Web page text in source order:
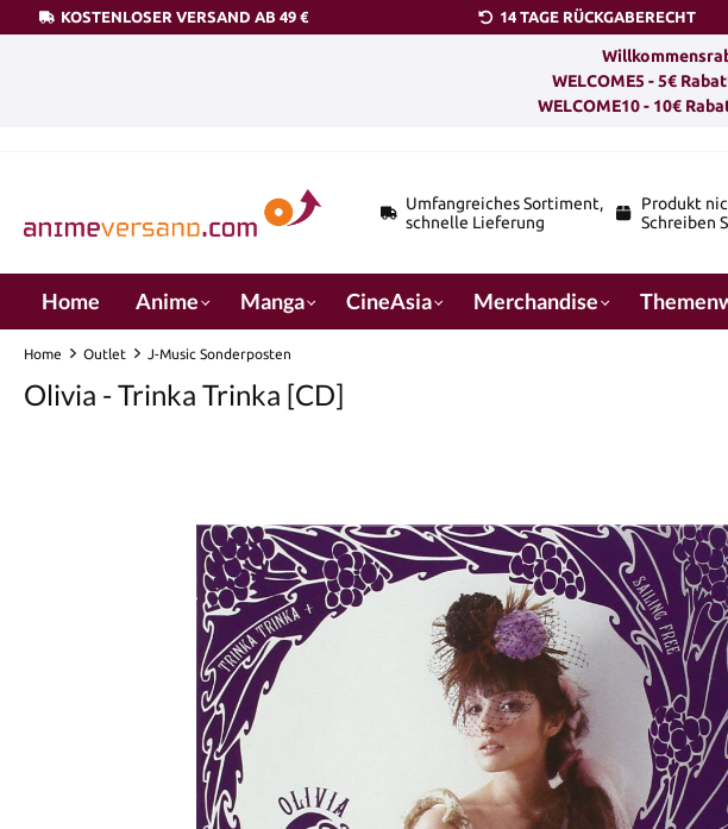
Zur Hauptnavigation springen
KOSTENLOSER VERSAND AB 49 € 14 TAGE RÜCKGABERECHT
WELCOME5 - 5€
WELCOME10 - 10€
Umfangreiches Sortiment,
schnelle Lieferung
Produkt
Schreiben
Home Anime Manga CineAsia Merchandise
Home Outlet J-Music Sonderposten
Olivia - Trinka Trinka [CD]